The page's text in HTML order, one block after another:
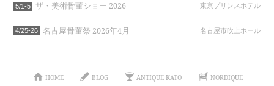
5/1-5 ザ・美術骨董ショー 2026 東京プリンスホテル
4/25-26 名古屋骨董祭 2026年4月 名古屋市吹上ホール
HOME BLOG ANTIQUE KATO NORDIQUE